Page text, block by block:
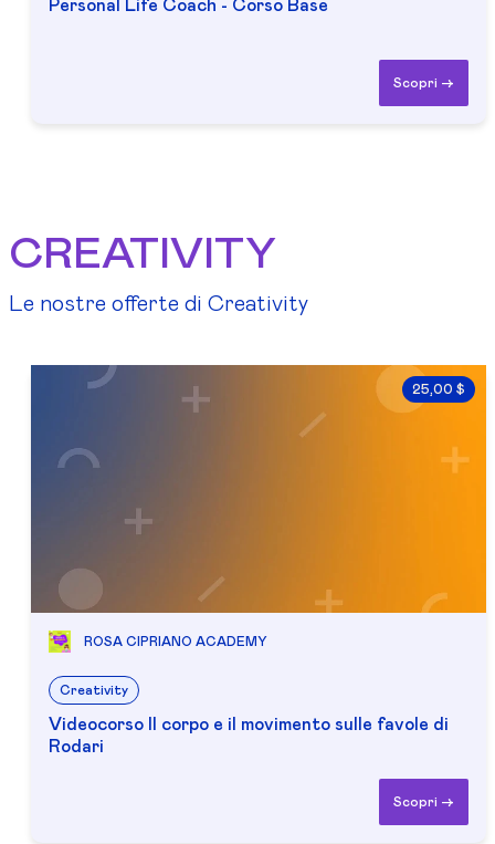
Personal Life Coach - Corso Base
Scopri ->
CREATIVITY
Le nostre offerte di Creativity
25,00 $
ROSA CIPRIANO ACADEMY
Creativity
Videocorso Il corpo e il movimento sulle favole di
Rodari
Scopri ->